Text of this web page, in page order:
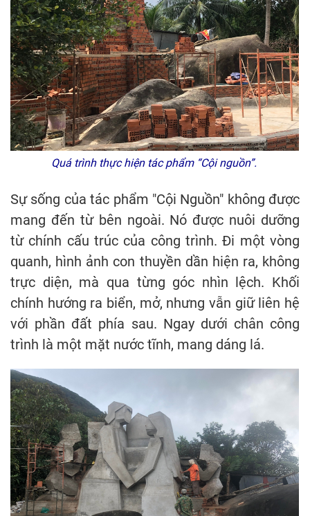
Quá trình thực hiện tác phẩm “Cội nguồn”.
Sự sống của tác phẩm "Cội Nguồn" không được
mang đến từ bên ngoài. Nó được nuôi dưỡng
từ chính cấu trúc của công trình. Đi một vòng
quanh, hình ảnh con thuyền dần hiện ra, không
trực diện, mà qua từng góc nhìn lệch. Khối
chính hướng ra biển, mở, nhưng vẫn giữ liên hệ
với phần đất phía sau. Ngay dưới chân công
trình là một mặt nước tĩnh, mang dáng lá.